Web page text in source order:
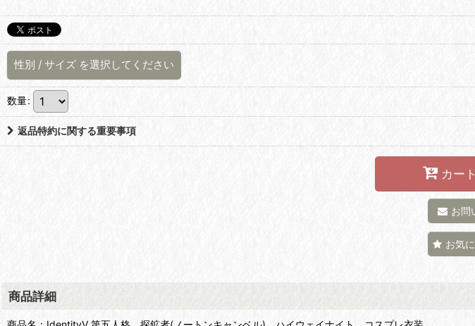
性別 / サイズ を選択してください
数量:
返品特約に関する重要事項
カー
お問
お気
商品詳細